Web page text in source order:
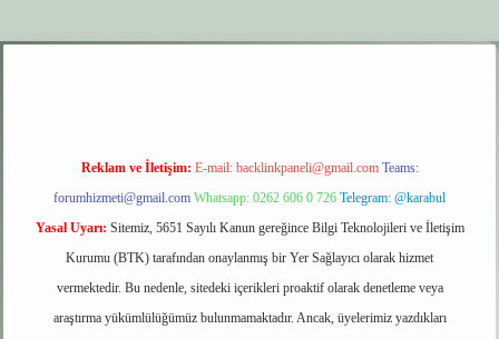
elexbet giriş
Reklam ve İletişim: E-mail: backlinkpaneli@gmail.com Teams:
forumhizmeti@gmail.com Whatsapp: 0262 606 0 726 Telegram: @karabul
Yasal Uyarı: Sitemiz, 5651 Sayılı Kanun gereğince Bilgi Teknolojileri ve İletişim
Kurumu (BTK) tarafından onaylanmış bir Yer Sağlayıcı olarak hizmet
vermektedir. Bu nedenle, sitedeki içerikleri proaktif olarak denetleme veya
araştırma yükümlülüğümüz bulunmamaktadır. Ancak, üyelerimiz yazdıkları